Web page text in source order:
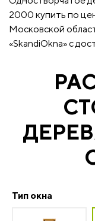
2000 купить по
Московской
«SkandiOkna» с
Тип окна